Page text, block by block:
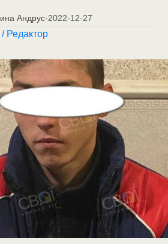
Андрус-2022-12-27
Редактор